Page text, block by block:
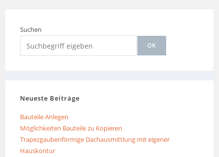
Suchen
OK
Neueste Beiträge
Bauteile Anlegen
Möglichkeiten Bauteile zu Kopieren
Trapezgaubenförmige Dachausmittlung mit eigener
Hauskontur